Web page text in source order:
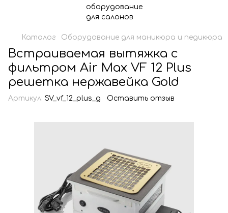
Каталог Оборудование для маникюра и педикюра
Встраиваемая вытяжка с
фильтром Air Max VF 12 Plus
решетка нержавейка Gold
Артикул: SV_vf_12_plus_g Оставить отзыв